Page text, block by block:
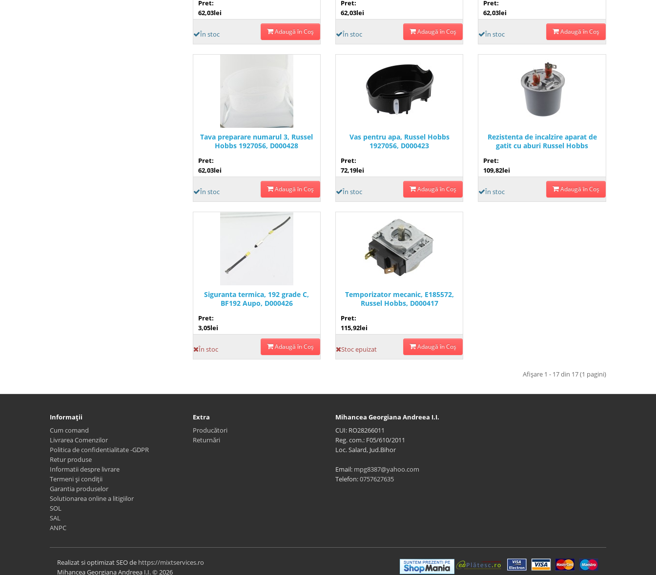
Pret:
62,03lei
În stoc Adaugă în Coş
Pret:
62,03lei
În stoc Adaugă în Coş
Pret:
62,03lei
În stoc Adaugă în Coş
Tava preparare numarul 3, Russel
Hobbs 1927056, D000428
Pret:
62,03lei
În stoc Adaugă în Coş
Vas pentru apa, Russel Hobbs
1927056, D000423
Pret:
72,19lei
În stoc Adaugă în Coş
Rezistenta de incalzire aparat de
gatit cu aburi Russel Hobbs
Pret:
109,82lei
În stoc Adaugă în Coş
Siguranta termica, 192 grade C,
BF192 Aupo, D000426
Pret:
3,05lei
În stoc Adaugă în Coş
Temporizator mecanic, E185572,
Russel Hobbs, D000417
Pret:
115,92lei
Stoc epuizat Adaugă în Coş
Afişare 1 - 17 din 17 (1 pagini)
Informaţii
Cum comand
Livrarea Comenzilor
Politica de confidentialitate -GDPR
Retur produse
Informatii despre livrare
Termeni și condiții
Garantia produselor
Solutionarea online a litigiilor
SOL
SAL
ANPC
Extra
Producători
Returnări
Mihancea Georgiana Andreea I.I.
CUI: RO28266011
Reg. com.: F05/610/2011
Loc. Salard, Jud.Bihor
Email: mpg8387@yahoo.com
Telefon:0757627635
Realizat si optimizat SEO de https://mixtservices.ro
Mihancea Georgiana Andreea I.I. © 2026